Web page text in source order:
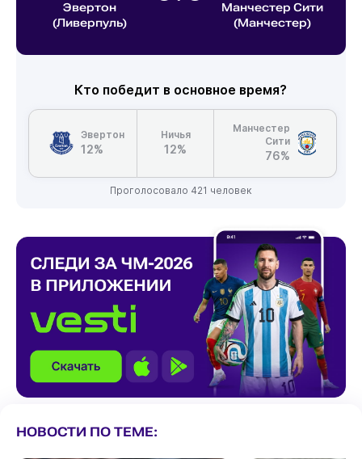
Эвертон
(Ливерпуль)
Манчестер Сити
(Манчестер)
Кто победит в основное время?
Эвертон
12%
Ничья
12%
Манчестер
Сити
76%
Проголосовало 421 человек
НОВОСТИ ПО ТЕМЕ: